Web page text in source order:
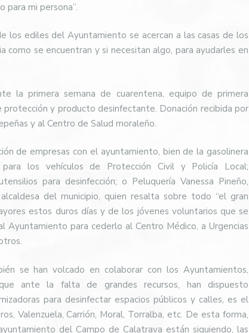
para mi persona”.
los ediles del Ayuntamiento se acercan a las casas de los
como se encuentran y si necesitan algo, para ayudarles en
la primera semana de cuarentena, equipo de primera
protección y producto desinfectante. Donación recibida por
y al Centro de Salud moraleño.
de empresas con el ayuntamiento, bien de la gasolinera
los vehículos de Protección Civil y Policía Local;
para desinfección; o Peluquería Vanessa Pineño,
del municipio, quien resalta sobre todo “el gran
estos duros días y de los jóvenes voluntarios que se
Ayuntamiento para cederlo al Centro Médico, a Urgencias
se han volcado en colaborar con los Ayuntamientos,
ante la falta de grandes recursos, han dispuesto
para desinfectar espacios públicos y calles, es el
Valenzuela, Carrión, Moral, Torralba, etc. De esta forma,
del Campo de Calatrava están siguiendo, las